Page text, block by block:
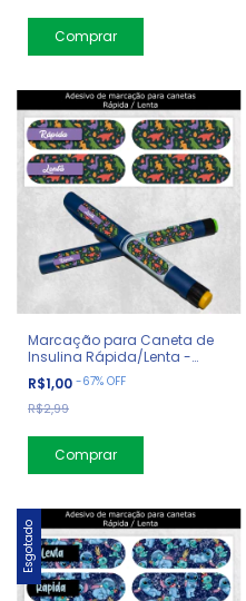
Marcação para Caneta de
Insulina Rápida/Lenta -
Diabetes - Dinossauro
R$1,00 -67% OFF
R$2,99
Esgotado